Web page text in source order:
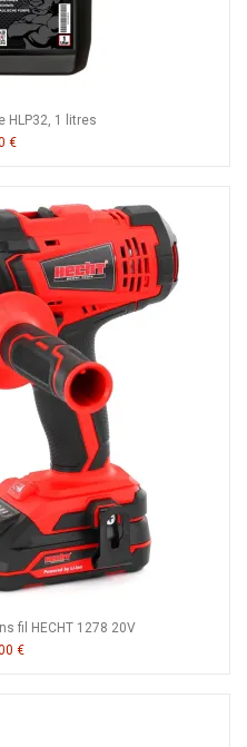
HLP32, 1 litres
€
fil HECHT 1278 20V
€